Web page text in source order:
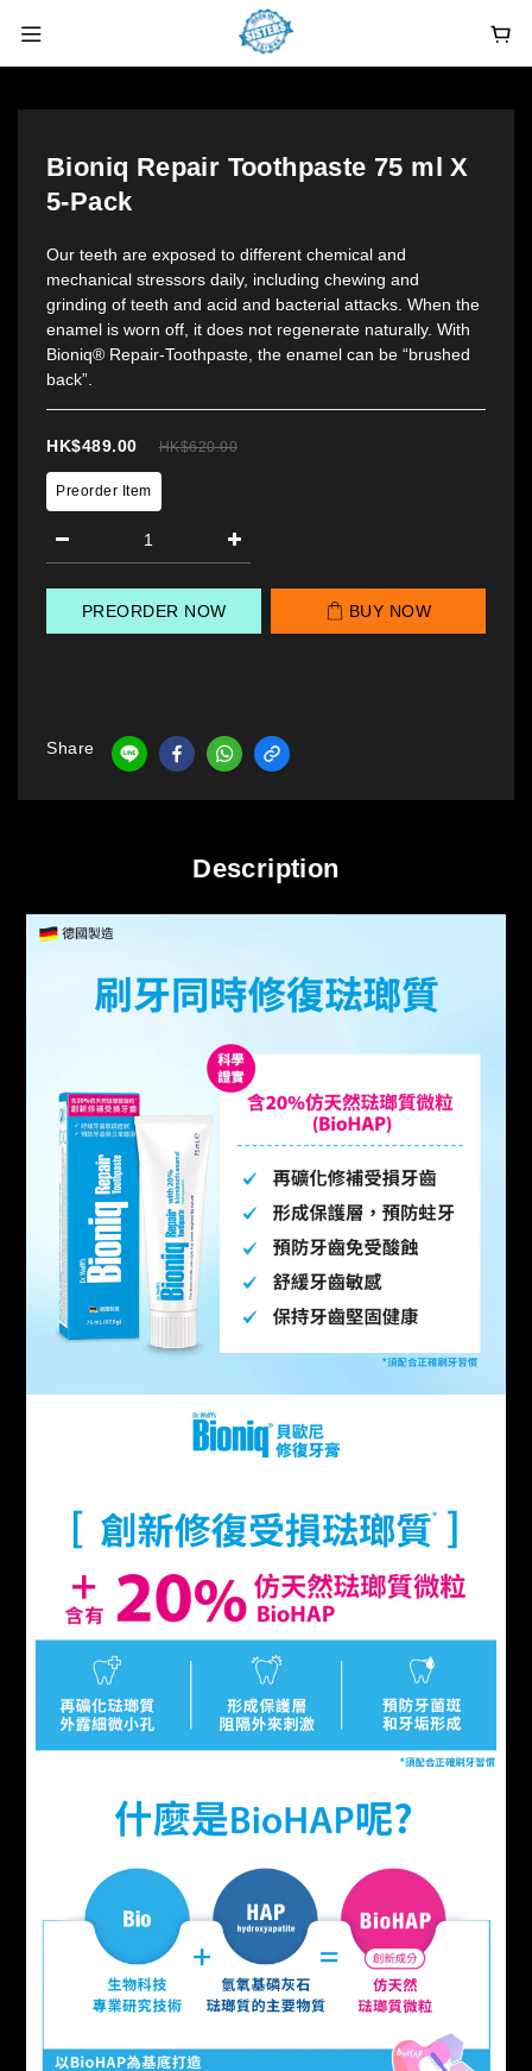
Bioniq Repair Toothpaste 75 ml X
5-Pack
Our teeth are exposed to different chemical and
mechanical stressors daily, including chewing and
grinding of teeth and acid and bacterial attacks. When the
enamel is worn off, it does not regenerate naturally. With
Bioniq® Repair-Toothpaste, the enamel can be “brushed
back”.
HK$620.00
HK$489.00
Preorder Item
PREORDER NOW BUY NOW
Share
Description